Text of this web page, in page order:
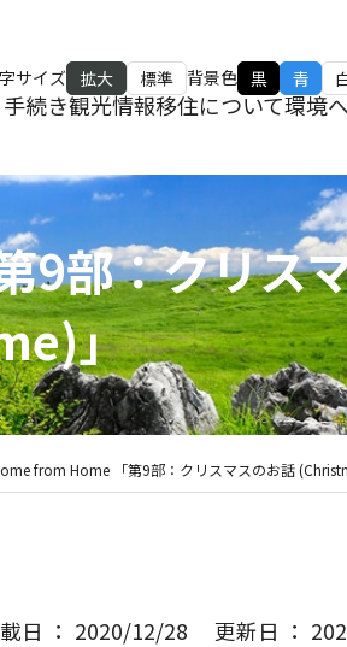
サイズ 拡大 標準 背景色 黒 青
続き観光情報移住について環境
9部：クリス
」
from Home 「第9部：クリスマスのお話
日 ： 2020/12/28 更新日 ：